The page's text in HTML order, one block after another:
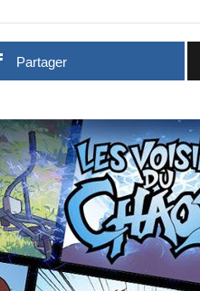
Partager